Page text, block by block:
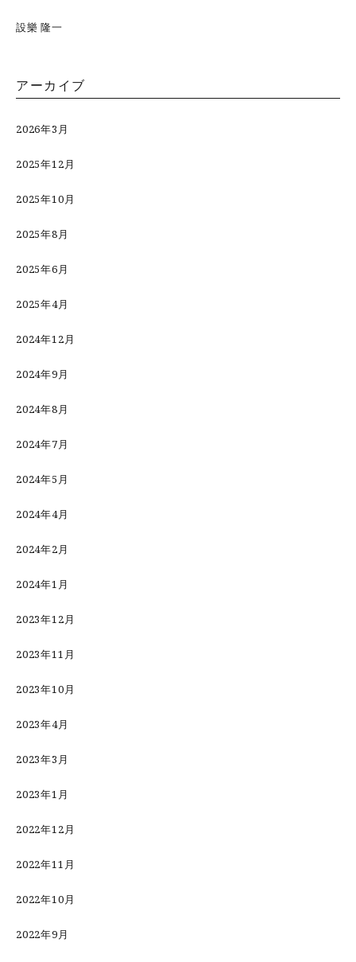
設樂 隆一
アーカイブ
2026年3月
2025年12月
2025年10月
2025年8月
2025年6月
2025年4月
2024年12月
2024年9月
2024年8月
2024年7月
2024年5月
2024年4月
2024年2月
2024年1月
2023年12月
2023年11月
2023年10月
2023年4月
2023年3月
2023年1月
2022年12月
2022年11月
2022年10月
2022年9月